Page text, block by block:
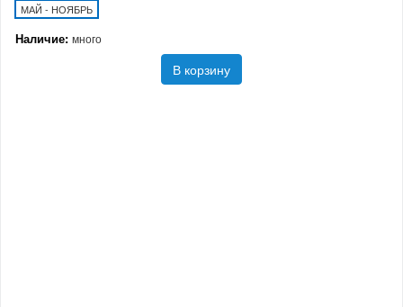
МАЙ - НОЯБРЬ
Наличие: много
В корзину